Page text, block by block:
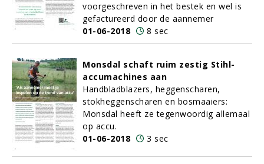
voorgeschreven in het bestek en wel is
gefactureerd door de aannemer
01-06-2018
8 sec
Monsdal schaft ruim zestig Stihl-
accumachines aan
Handbladblazers, heggenscharen,
stokheggenscharen en bosmaaiers:
Monsdal heeft ze tegenwoordig allemaal
op accu.
01-06-2018
3 sec